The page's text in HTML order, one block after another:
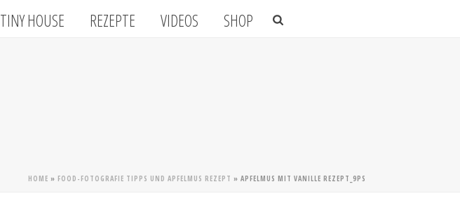
TINY HOUSE REZEPTE VIDEOS SHOP
HOME » FOOD-FOTOGRAFIE TIPPS UND APFELMUS REZEPT » APFELMUS MIT VANILLE REZEPT_9PS